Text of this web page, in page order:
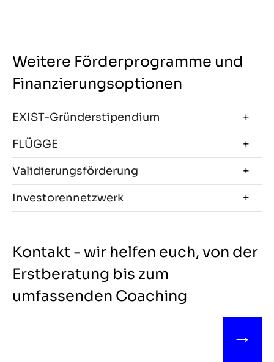
Weitere Förderprogramme und
Finanzierungsoptionen
EXIST-Gründerstipendium
FLÜGGE
Validierungsförderung
Investorennetzwerk
Kontakt - wir helfen euch, von der
Erstberatung bis zum
umfassenden Coaching
→